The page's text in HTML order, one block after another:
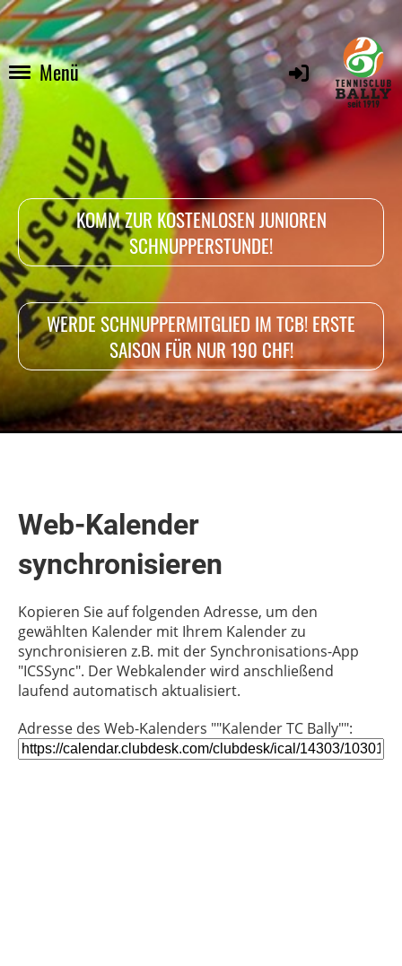
Menü
KOMM ZUR KOSTENLOSEN JUNIOREN
SCHNUPPERSTUNDE!
WERDE SCHNUPPERMITGLIED IM TCB! ERSTE
SAISON FÜR NUR 190 CHF!
Web-Kalender
synchronisieren
Kopieren Sie auf folgenden Adresse, um den
gewählten Kalender mit Ihrem Kalender zu
synchronisieren z.B. mit der Synchronisations-App
"ICSSync". Der Webkalender wird anschließend
laufend automatisch aktualisiert.
Adresse des Web-Kalenders ""Kalender TC Bally"":